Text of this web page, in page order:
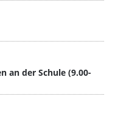
an der Schule (9.00-